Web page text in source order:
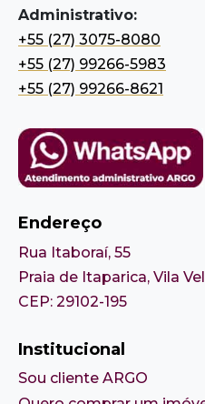
Administrativo:
+55 (27) 3075-8080
+55 (27) 99266-5983
+55 (27) 99266-8621
Endereço
Rua Itaboraí, 55
Praia de Itaparica, Vila
CEP: 29102-195
Institucional
Sou cliente ARGO